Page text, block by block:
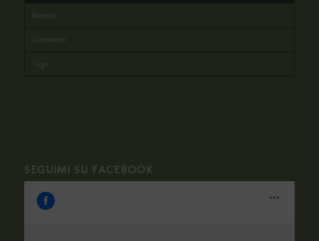
Recente
Commenti
Tags
SEGUIMI SU FACEBOOK